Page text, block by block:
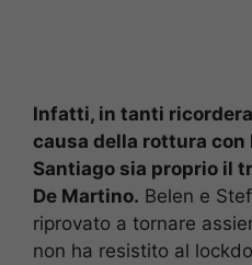
Infatti, in tanti
causa della rottura con
Santiago sia proprio il
De Martino. Belen e
riprovato a tornare
non ha resistito al